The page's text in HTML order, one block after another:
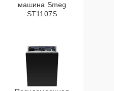
машина Smeg
ST1107S